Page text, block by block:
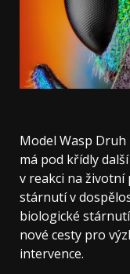
Model Wasp
má pod křídly
v reakci na životní
stárnutí v
biologické
nové cesty pro
intervence.